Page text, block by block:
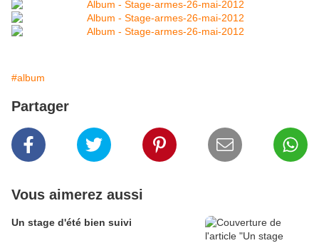
#album
Partager
Vous aimerez aussi
Un stage d'été bien suivi